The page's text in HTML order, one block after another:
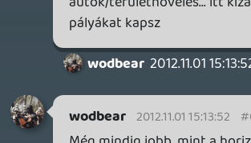
ha day0 dlc-k jönnek, vagy most ez, hogy
már megjelenés előtt tudod a dlc-k nevét,
tartalmát, megjelenési dátumát... na ez
bunkóság.
Lavitz 2012.11.01 13:11:42
mightwork 2012.11.01 13:17:35 #0br6s